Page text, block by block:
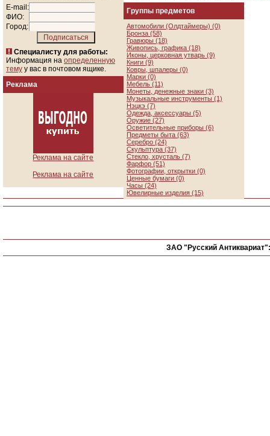
E-mail:
ФИО:
Город:
Специалисту для работы:
Информация на определенную
тему у вас в почтовом ящике.
Реклама
Реклама на сайте
Реклама на сайте
Группы предметов
Автомобили (Олдтаймеры) (0)
Бронза (58)
Гравюры (18)
Живопись, графика (18)
Иконы, церковная утварь (9)
Книги (9)
Ковры, шпалеры (0)
Марки (0)
Мебель (11)
Монеты, денежные знаки (3)
Музыкальные инструменты (1)
Нэцкэ (7)
Одежда, аксессуары (5)
Оружие (27)
Осветительные приборы (6)
Предметы быта (63)
Серебро (24)
Скульптура (37)
Стекло, хрусталь (7)
Фарфор (51)
Фотографии, открытки (0)
Ценные бумаги (0)
Часы (24)
Ювелирные изделия (15)
ЗАО "Русский Антиквариат":